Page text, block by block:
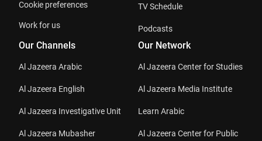
Cookie preferences
Work for us
TV Schedule
Podcasts
Our Channels
Al Jazeera Arabic
Al Jazeera English
Al Jazeera Investigative Unit
Al Jazeera Mubasher
Our Network
Al Jazeera Center for Studies
Al Jazeera Media Institute
Learn Arabic
Al Jazeera Center for Public